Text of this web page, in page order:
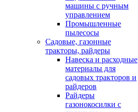
машины с ручным
управлением
Промышленные
пылесосы
Садовые, газонные
тракторы, райдеры
Навеска и расходные
материалы для
садовых тракторов и
райдеров
Райдеры
газонокосилки с